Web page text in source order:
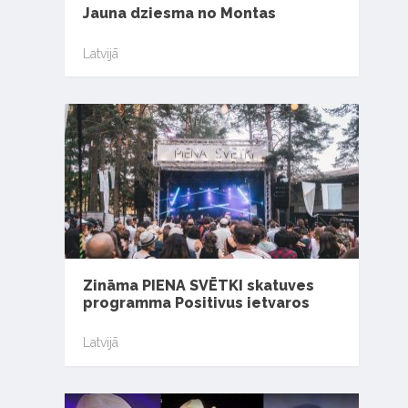
Jauna dziesma no Montas
Latvijā
Zināma PIENA SVĒTKI skatuves
programma Positivus ietvaros
Latvijā